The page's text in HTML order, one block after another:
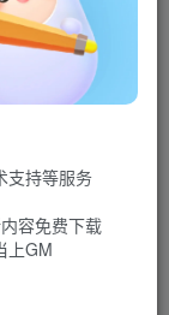
辕剑，收集五
侵的过程。游
特效外，更首创
特色玩法，营
神话仙侠最炫
架设视频教
支持等服务
容免费下载
上GM